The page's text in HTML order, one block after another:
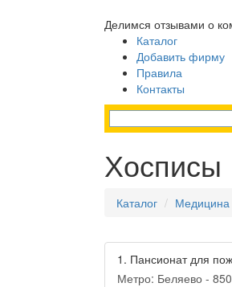
Делимся отзывами о
Каталог
Добавить фирму
Правила
Контакты
Хосписы
Каталог
1. Пансионат для
Метро: Беляево -